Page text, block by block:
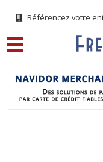
Référencez votre